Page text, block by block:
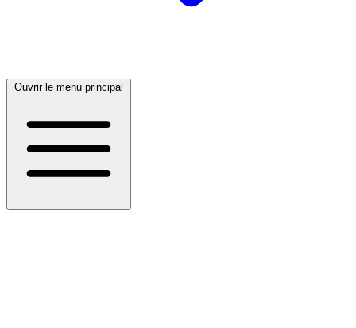
Ouvrir le menu principal